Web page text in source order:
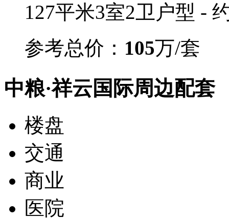
127平米3室2卫户型 -
参考总价： 105万/套
中粮·祥云国际周边配套
楼盘
交通
商业
医院